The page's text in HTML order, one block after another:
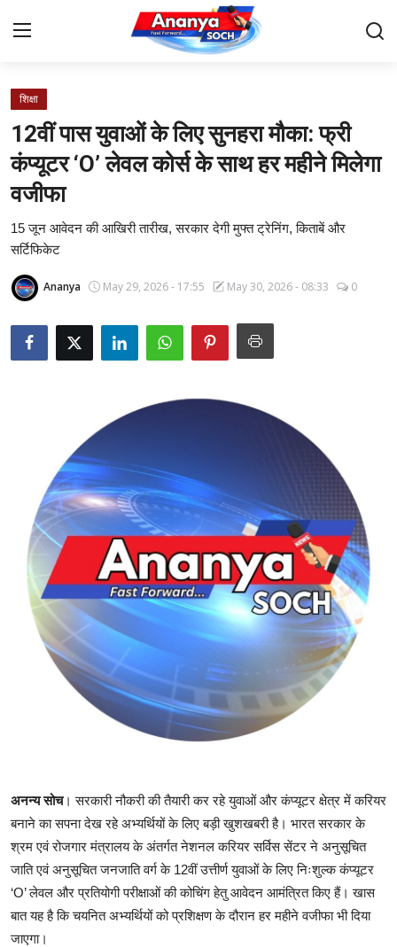
Home
Contact
About Us
देश
बिज़नेस
राजनीति
ट्रेंडिंग
Hindi
शिक्षा
12वीं पास युवाओं के लिए सुनहरा मौका: फ्री
कंप्यूटर ‘O’ लेवल कोर्स के साथ हर महीने मिलेगा
वजीफा
15 जून आवेदन की आखिरी तारीख, सरकार देगी मुफ्त ट्रेनिंग, किताबें और
सर्टिफिकेट
Ananya May 29, 2026 - 17:55 May 30, 2026 - 08:33 0
अनन्य सोच। सरकारी नौकरी की तैयारी कर रहे युवाओं और कंप्यूटर क्षेत्र में करियर
बनाने का सपना देख रहे अभ्यर्थियों के लिए बड़ी खुशखबरी है। भारत सरकार के
श्रम एवं रोजगार मंत्रालय के अंतर्गत नेशनल करियर सर्विस सेंटर ने अनुसूचित
जाति एवं अनुसूचित जनजाति वर्ग के 12वीं उत्तीर्ण युवाओं के लिए निःशुल्क कंप्यूटर
‘O’ लेवल और प्रतियोगी परीक्षाओं की कोचिंग हेतु आवेदन आमंत्रित किए हैं। खास
बात यह है कि चयनित अभ्यर्थियों को प्रशिक्षण के दौरान हर महीने वजीफा भी दिया
जाएगा।